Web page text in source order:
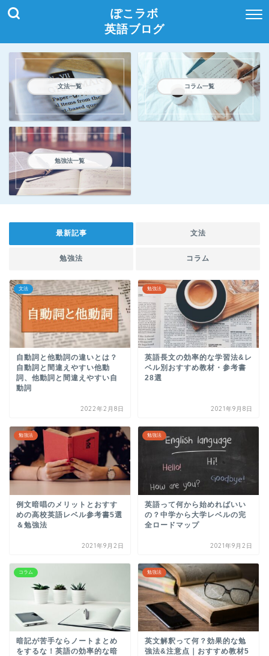
ぽこラボ
英語ブログ
文法一覧 コラム一覧
勉強法一覧
最新記事 文法
勉強法 コラム
文法
自動詞と他動詞の違いとは？
自動詞と間違えやすい他動
詞、他動詞と間違えやすい自
動詞
2022年2月8日
勉強法
英語長文の効率的な学習法&レ
ベル別おすすめ教材・参考書
28選
2021年9月8日
勉強法
例文暗唱のメリットとおすす
めの高校英語レベル参考書5選
＆勉強法
2021年9月2日
勉強法
英語って何から始めればいい
の？中学から大学レベルの完
全ロードマップ
2021年9月2日
コラム
暗記が苦手ならノートまとめ
をするな！英語の効率的な暗
勉強法
英文解釈って何？効果的な勉
強法&注意点｜おすすめ教材5